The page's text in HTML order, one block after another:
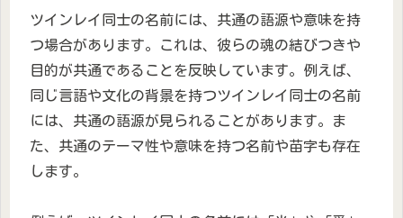
ツインレイ同士の名前には、共通の語源や意味を持
つ場合があります。これは、彼らの魂の結びつきや
目的が共通であることを反映しています。例えば、
同じ言語や文化の背景を持つツインレイ同士の名前
には、共通の語源が見られることがあります。ま
た、共通のテーマ性や意味を持つ名前や苗字も存在
します。